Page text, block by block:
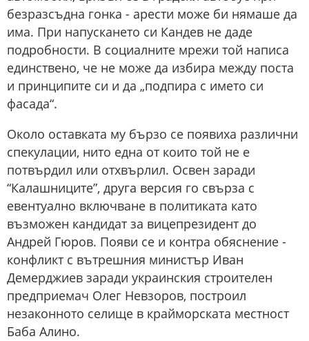
безразсъдна гонка - арести може би нямаше да
има. При напускането си Кандев не даде
подробности. В социалните мрежи той написа
единствено, че не може да избира между поста
и принципите си и да „подпира с името си
фасада“.
Около оставката му бързо се появиха различни
спекулации, нито една от които той не е
потвърдил или отхвърлил. Освен заради
“Калашниците”, друга версия го свърза с
евентуално включване в политиката като
възможен кандидат за вицепрезидент до
Андрей Гюров. Появи се и контра обяснение -
конфликт с вътрешния министър Иван
Демерджиев заради украинския строителен
предприемач Олег Невзоров, построил
незаконното селище в крайморската местност
Баба Алино.